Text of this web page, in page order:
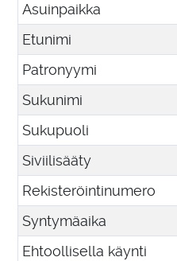
Asuinpaikka
Etunimi
Patronyymi
Sukunimi
Sukupuoli
Siviilisääty
Rekisteröintinumero
Syntymäaika
Ehtoollisella käynti